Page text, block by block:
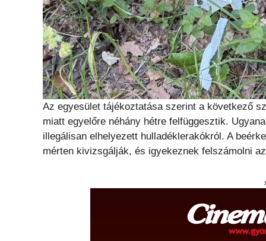
Az egyesület tájékoztatása szerint a következő
miatt egyelőre néhány hétre felfüggesztik.
illegálisan elhelyezett hulladéklerakókról. A
mérten kivizsgálják, és igyekeznek felszámolni